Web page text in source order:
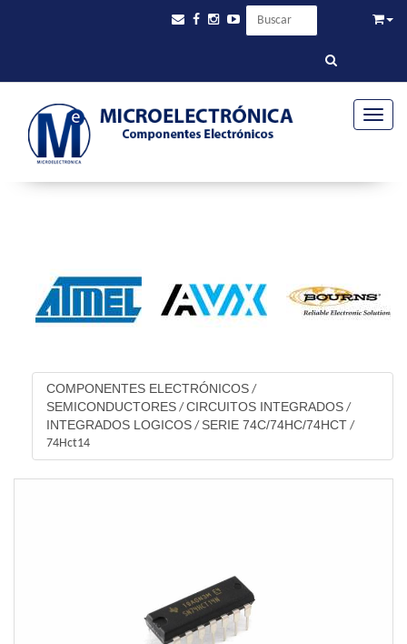
COMPONENTES ELECTRÓNICOS /
SEMICONDUCTORES / CIRCUITOS INTEGRADOS /
INTEGRADOS LOGICOS / SERIE 74C/74HC/74HCT /
74Hct14